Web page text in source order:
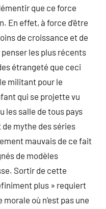
que ce force
En effet, à force d’être
de croissance et de
les plus récents
étrangeté que ceci
militant pour le
qui se projette vu
les salle de tous pays
mythe des séries
mauvais de ce fait
de modèles
Sortir de cette
plus » requiert
où n’est pas une